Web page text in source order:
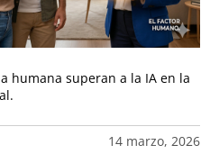
humana superan a la IA en la
14 marzo, 2026